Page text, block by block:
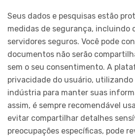
Seus dados e pesquisas estão
medidas de segurança, incluindo
servidores seguros. Você pode
documentos não serão
sem o seu consentimento. A
privacidade do usuário,
indústria para manter suas
assim, é sempre recomendável
evitar compartilhar detalhes
preocupações específicas, pode